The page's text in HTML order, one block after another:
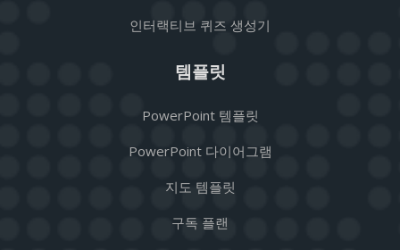
인터랙티브 퀴즈 생성기
템플릿
PowerPoint 템플릿
PowerPoint 다이어그램
지도 템플릿
구독 플랜